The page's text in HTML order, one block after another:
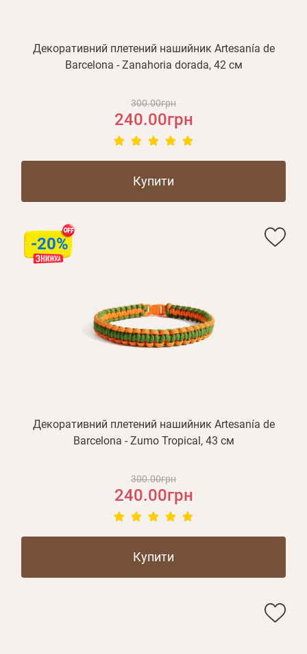
Декоративний плетений нашийник Artesanía de
Barcelona - Zanahoria dorada, 42 см
300.00грн
240.00грн
Купити
-20%
Декоративний плетений нашийник Artesanía de
Barcelona - Zumo Tropical, 43 см
300.00грн
240.00грн
Купити